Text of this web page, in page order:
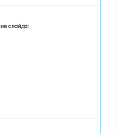
слайда: